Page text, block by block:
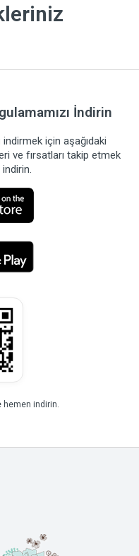
İndirin
için aşağıdaki
ve fırsatları takip etmek
hemen indirin.